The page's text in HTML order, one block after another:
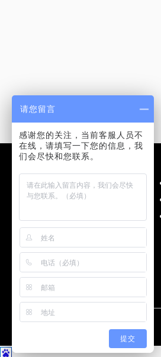
应用解决方案
食品饮料运输行业
仓储物流行业
联系方式
请您留言
感谢您的关注，当前客服人员不
在线，请填写一下您的信息，我
们会尽快和您联系。
提交